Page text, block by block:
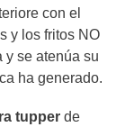
con el
y los fritos NO
y se atenúa su
ha generado.
tupper de